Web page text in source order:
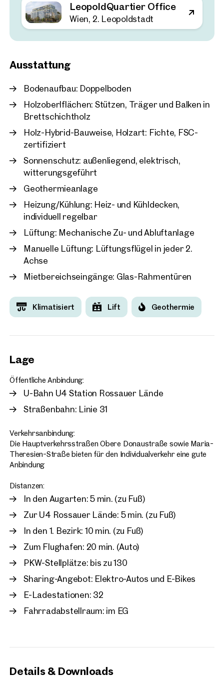
Wie neueste Studien zeigen, wird es ohne intelligente Gebäude
keine Klimawende geben. Werden Haustechnik-Anlagen auf
die tatsächliche Nutzung der Büros eingestellt, so können bis
zu 30 Prozent Energie eingespart werden.
Echtzeit.
Beim 360° Rundgang handelt es sich um eine Beispielfläche
im Haus.
LeopoldQuartier Office
Wien, 2. Leopoldstadt
Ausstattung
Bodenaufbau: Doppelboden
Holzoberlflächen: Stützen, Träger und Balken in
Brettschichtholz
Holz-Hybrid-Bauweise, Holzart: Fichte, FSC-
zertifiziert
Sonnenschutz: außenliegend, elektrisch,
witterungsgeführt
Geothermieanlage
Heizung/Kühlung: Heiz- und Kühldecken,
individuell regelbar
Lüftung: Mechanische Zu- und Abluftanlage
Manuelle Lüftung: Lüftungsflügel in jeder 2.
Achse
Mietbereichseingänge: Glas-Rahmentüren
Klimatisiert Lift Geothermie
Lage
Öffentliche Anbindung:
U-Bahn U4 Station Rossauer Lände
Straßenbahn: Linie 31
Verkehrsanbindung:
Die Hauptverkehrsstraßen Obere Donaustraße sowie Maria-
Theresien-Straße bieten für den Individualverkehr eine gute
Anbindung
Distanzen:
In den Augarten: 5 min. (zu Fuß)
Zur U4 Rossauer Lände: 5 min. (zu Fuß)
In den 1. Bezirk: 10 min. (zu Fuß)
Zum Flughafen: 20 min. (Auto)
PKW-Stellplätze: bis zu 130
Sharing-Angebot: Elektro-Autos und E-Bikes
E-Ladestationen: 32
Fahrradabstellraum: im EG
Details & Downloads
Wien, 2. Leopoldstadt
LeopoldQuartier Office
ca. 1.580 m² Nutzfläche